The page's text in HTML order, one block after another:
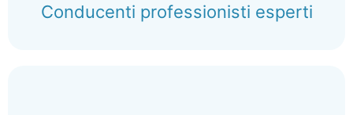
Conducenti professionisti esperti